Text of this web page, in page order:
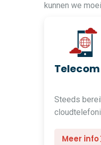
kunnen we
Telecom
Steeds
Meer info